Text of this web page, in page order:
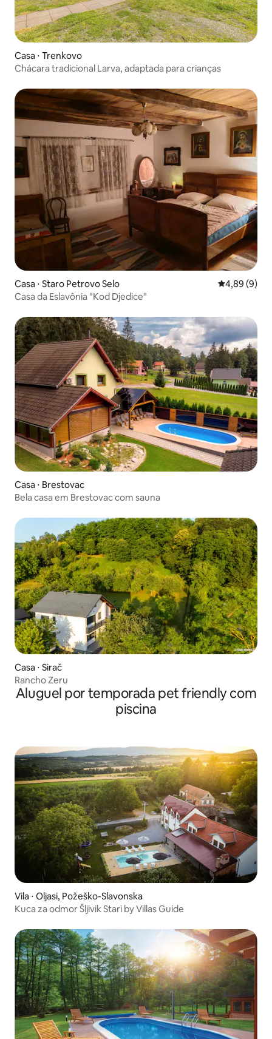
Casa ⋅ Trenkovo
Chácara tradicional Larva, adaptada para crianças
Casa ⋅ Staro Petrovo Selo 4,89 de uma
4,89 (9)
Casa da Eslavônia "Kod Djedice"
Casa ⋅ Brestovac
Bela casa em Brestovac com sauna
Casa ⋅ Sirač
Rancho Zeru
Aluguel por temporada pet friendly com
piscina
Vila ⋅ Oljasi, Požeško-Slavonska
Kuca za odmor Šljivik Stari by Villas Guide